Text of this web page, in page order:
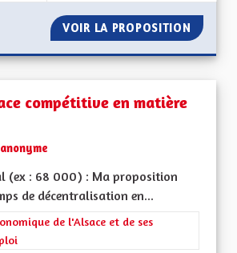
VOIR LA PROPOSITION
compétitive en matière
(ex : 68 000) : Ma proposition
de décentralisation en...
de la catégorie : L'attractivité
de l'Alsace et de ses